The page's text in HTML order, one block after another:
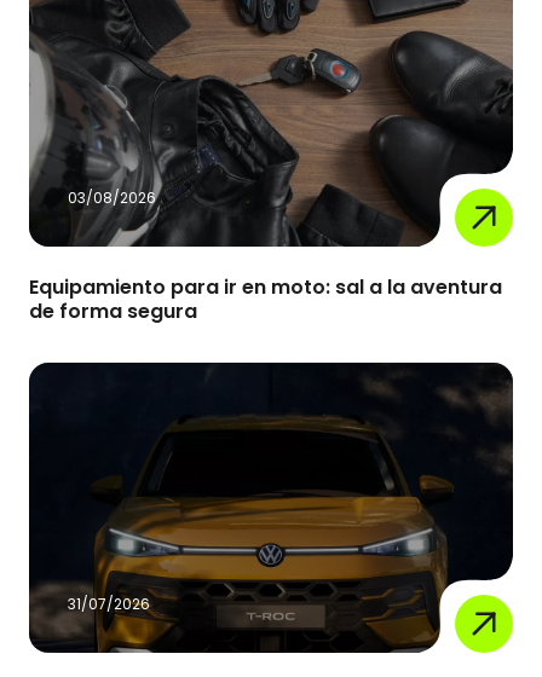
03/08/2026
Equipamiento para ir en moto: sal a la aventura
de forma segura
31/07/2026